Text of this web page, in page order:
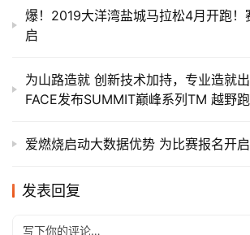
爆！2019大洋湾盐城马拉松4月开跑！
启
为山路造就 创新技术加持，专业造就
FACE发布SUMMIT巅峰系列TM 越野
爱燃烧启动大数据优势 为比赛报名开
发表回复